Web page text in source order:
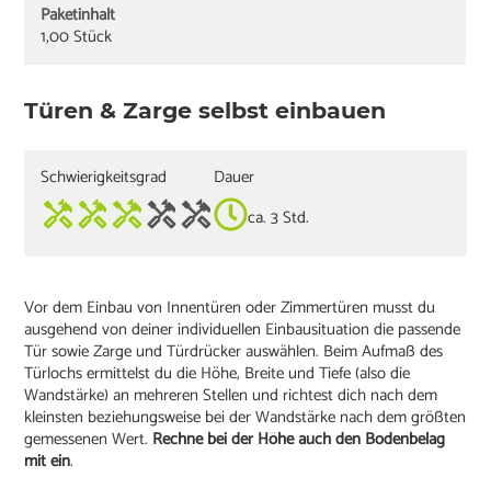
Paketinhalt
1,00 Stück
Türen & Zarge selbst einbauen
Schwierigkeitsgrad
Dauer
ca. 3 Std.
Vor dem Einbau von Innentüren oder Zimmertüren musst du
ausgehend von deiner individuellen Einbausituation die passende
Tür sowie Zarge und Türdrücker auswählen. Beim Aufmaß des
Türlochs ermittelst du die Höhe, Breite und Tiefe (also die
Wandstärke) an mehreren Stellen und richtest dich nach dem
kleinsten beziehungsweise bei der Wandstärke nach dem größten
gemessenen Wert. Rechne bei der Höhe auch den Bodenbelag
mit ein.